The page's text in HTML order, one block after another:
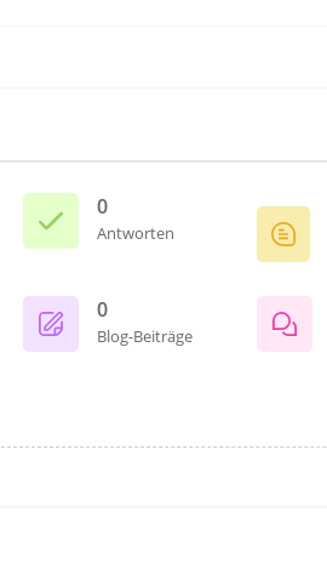
0
Antworten
0
Blog-Beiträge